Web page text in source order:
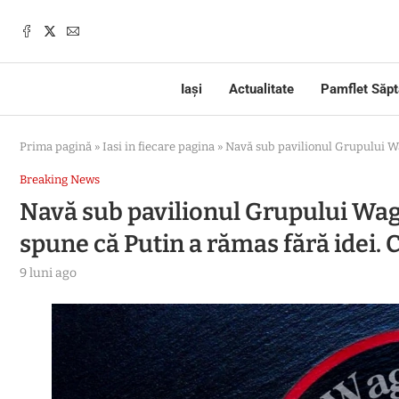
Iași Actualitate Pamflet
Prima pagină » Iasi in fiecare pagina » Navă sub pavilionul Grupului
Breaking News
Navă sub pavilionul Grupului
spune că Putin a rămas fără idei.
9 luni ago